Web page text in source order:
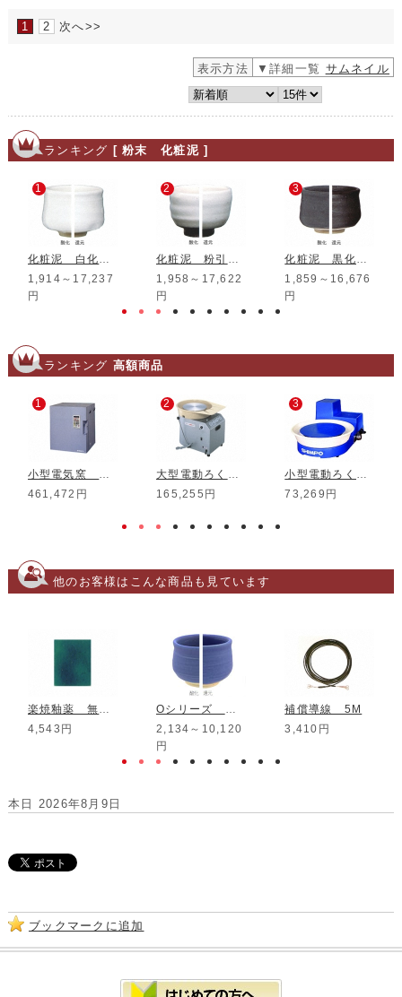
1 2 次へ>>
表示方法 ▼詳細一覧 サムネイル
ランキング [ 粉末 化粧泥 ]
1
化粧泥 白化粧泥
1,914～17,237
円
2
化粧泥 粉引化粧泥
1,958～17,622
円
3
化粧泥 黒化粧泥
1,859～16,676
円
ランキング 高額商品
1
小型電気窯 DMT-01
461,472円
2
大型電動ろくろ RK-3D
165,255円
3
小型電動ろくろ RK-5T
73,269円
他のお客様はこんな商品も見ています
楽焼釉薬 無鉛 濃緑 500g
4,543円
Oシリーズ 青色マット釉
2,134～10,120
円
補償導線 5M
3,410円
本日 2026年8月9日
ブックマークに追加